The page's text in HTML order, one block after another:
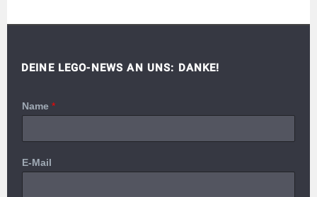
DEINE LEGO-NEWS AN UNS: DANKE!
Name *
E-Mail